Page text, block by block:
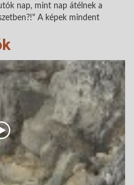
nap, mint nap átélnek a
A képek mindent